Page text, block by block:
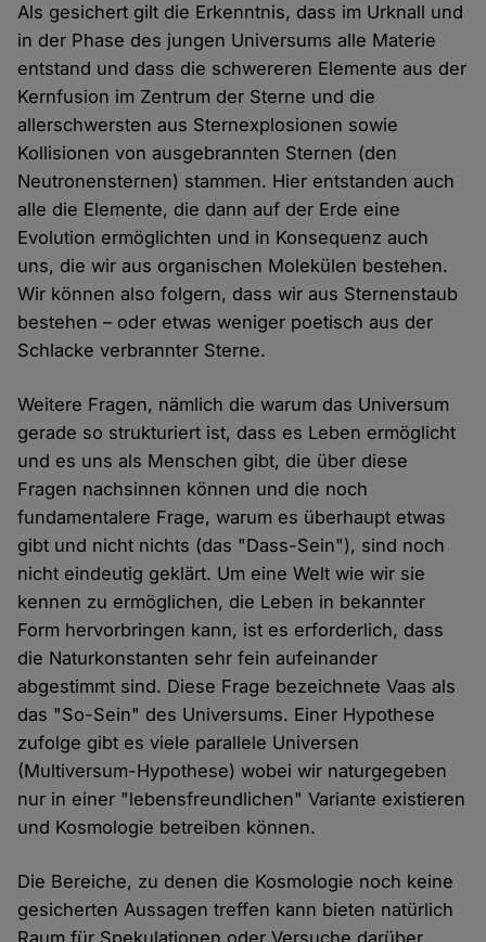
Als gesichert gilt die Erkenntnis, dass im Urknall und
in der Phase des jungen Universums alle Materie
entstand und dass die schwereren Elemente aus der
Kernfusion im Zentrum der Sterne und die
allerschwersten aus Sternexplosionen sowie
Kollisionen von ausgebrannten Sternen (den
Neutronensternen) stammen. Hier entstanden auch
alle die Elemente, die dann auf der Erde eine
Evolution ermöglichten und in Konsequenz auch
uns, die wir aus organischen Molekülen bestehen.
Wir können also folgern, dass wir aus Sternenstaub
bestehen – oder etwas weniger poetisch aus der
Schlacke verbrannter Sterne.
Weitere Fragen, nämlich die warum das Universum
gerade so strukturiert ist, dass es Leben ermöglicht
und es uns als Menschen gibt, die über diese
Fragen nachsinnen können und die noch
fundamentalere Frage, warum es überhaupt etwas
gibt und nicht nichts (das "Dass-Sein"), sind noch
nicht eindeutig geklärt. Um eine Welt wie wir sie
kennen zu ermöglichen, die Leben in bekannter
Form hervorbringen kann, ist es erforderlich, dass
die Naturkonstanten sehr fein aufeinander
abgestimmt sind. Diese Frage bezeichnete Vaas als
das "So-Sein" des Universums. Einer Hypothese
zufolge gibt es viele parallele Universen
(Multiversum-Hypothese) wobei wir naturgegeben
nur in einer "lebensfreundlichen" Variante existieren
und Kosmologie betreiben können.
Die Bereiche, zu denen die Kosmologie noch keine
gesicherten Aussagen treffen kann bieten natürlich